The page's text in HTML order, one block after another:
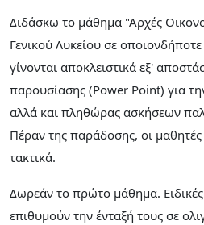
Διδάσκω το μάθημα "Αρχές
Γενικού Λυκείου σε
γίνονται αποκλειστικά εξ'
παρουσίασης (Power Point) για
αλλά και πληθώρας ασκήσεων
Πέραν της παράδοσης, οι μαθητές
τακτικά.
Δωρεάν το πρώτο μάθημα. Ειδικές
επιθυμούν την ένταξή τους σε